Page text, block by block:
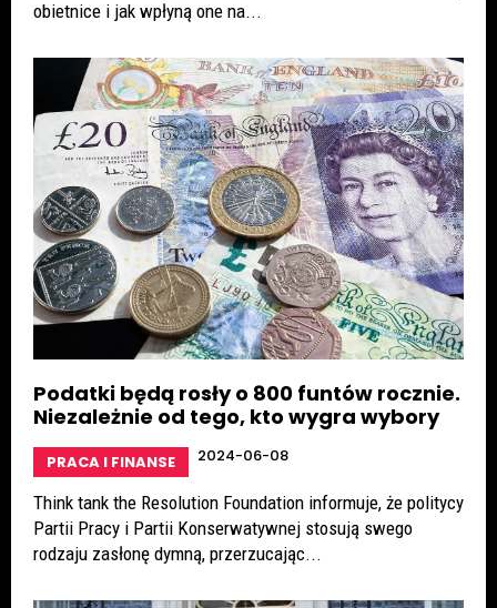
obietnice i jak wpłyną one na...
Podatki będą rosły o 800 funtów rocznie.
Niezależnie od tego, kto wygra wybory
PRACA I FINANSE 2024-06-08
Think tank the Resolution Foundation informuje, że politycy
Partii Pracy i Partii Konserwatywnej stosują swego
rodzaju zasłonę dymną, przerzucając...